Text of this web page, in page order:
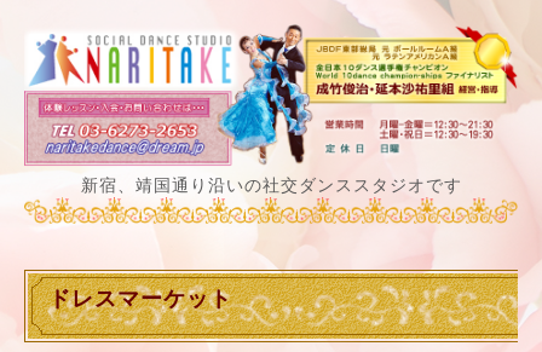
新宿、靖国通り沿いの社交ダンススタジオです
ドレスマーケット